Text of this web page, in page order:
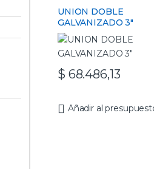
UNION DOBLE
GALVANIZADO 3″
$ 68.486,13
Añadir al